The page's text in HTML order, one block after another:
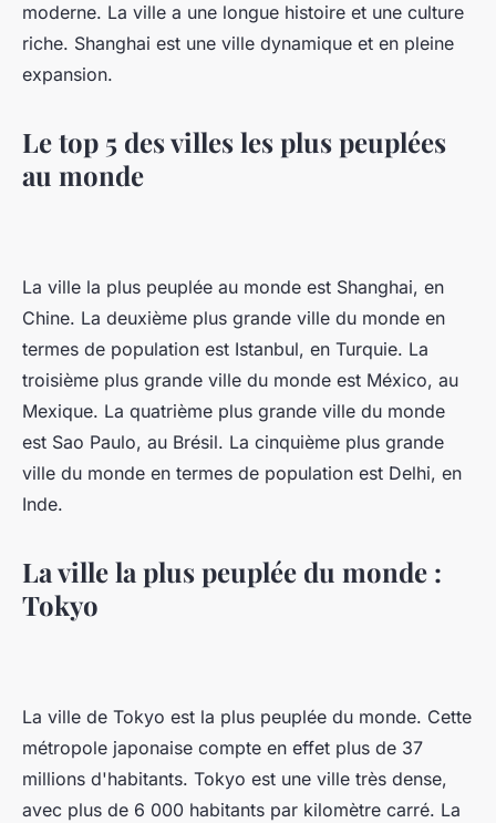
moderne. La ville a une longue histoire et une culture
riche. Shanghai est une ville dynamique et en pleine
expansion.
Le top 5 des villes les plus peuplées
au monde
La ville la plus peuplée au monde est Shanghai, en
Chine. La deuxième plus grande ville du monde en
termes de population est Istanbul, en Turquie. La
troisième plus grande ville du monde est México, au
Mexique. La quatrième plus grande ville du monde
est Sao Paulo, au Brésil. La cinquième plus grande
ville du monde en termes de population est Delhi, en
Inde.
La ville la plus peuplée du monde :
Tokyo
La ville de Tokyo est la plus peuplée du monde. Cette
métropole japonaise compte en effet plus de 37
millions d'habitants. Tokyo est une ville très dense,
avec plus de 6 000 habitants par kilomètre carré. La